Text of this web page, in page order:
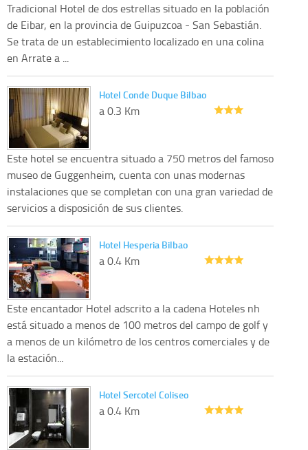
Tradicional Hotel de dos estrellas situado en la población
de Eibar, en la provincia de Guipuzcoa - San Sebastián.
Se trata de un establecimiento localizado en una colina
en Arrate a ...
Hotel Conde Duque Bilbao
a 0.3 Km
Este hotel se encuentra situado a 750 metros del famoso
museo de Guggenheim, cuenta con unas modernas
instalaciones que se completan con una gran variedad de
servicios a disposición de sus clientes.
Hotel Hesperia Bilbao
a 0.4 Km
Este encantador Hotel adscrito a la cadena Hoteles nh
está situado a menos de 100 metros del campo de golf y
a menos de un kilómetro de los centros comerciales y de
la estación...
Hotel Sercotel Coliseo
a 0.4 Km